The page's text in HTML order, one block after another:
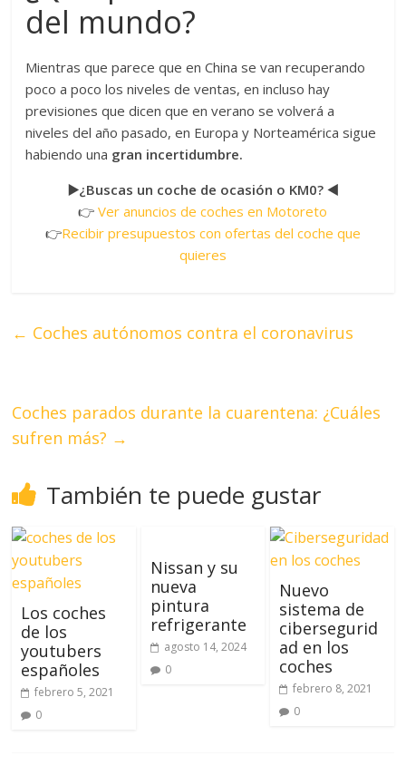
del mundo?
Mientras que parece que en China se van recuperando
poco a poco los niveles de ventas, en incluso hay
previsiones que dicen que en verano se volverá a
niveles del año pasado, en Europa y Norteamérica sigue
habiendo una gran incertidumbre.
▶️¿Buscas un coche de ocasión o KM0? ◀️
👉Ver anuncios de coches en Motoreto
👉Recibir presupuestos con ofertas del coche que
quieres
← Coches autónomos contra el coronavirus
Coches parados durante la cuarentena: ¿Cuáles
sufren más? →
También te puede gustar
Los coches
de los
youtubers
españoles
febrero 5, 2021
0
Nissan y su
nueva
pintura
refrigerante
agosto 14, 2024
0
Nuevo
sistema de
cibersegurid
ad en los
coches
febrero 8, 2021
0